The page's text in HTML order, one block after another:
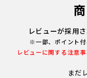
レビューが採用
※一部、ポイント付
レビューに関する注意
まだ